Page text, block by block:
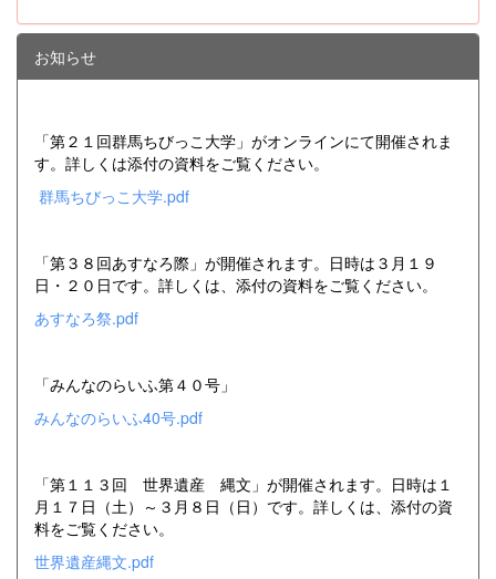
お知らせ
「第２１回群馬ちびっこ大学」がオンラインにて開催されま
す。詳しくは添付の資料をご覧ください。
群馬ちびっこ大学.pdf
「第３８回あすなろ際」が開催されます。日時は３月１９
日・２０日です。詳しくは、添付の資料をご覧ください。
あすなろ祭.pdf
「みんなのらいふ第４０号」
みんなのらいふ40号.pdf
「第１１３回 世界遺産 縄文」が開催されます。日時は１
月１７日（土）～３月８日（日）です。詳しくは、添付の資
料をご覧ください。
世界遺産縄文.pdf